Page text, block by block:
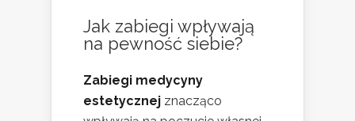
Jak zabiegi wpływają
na pewność siebie?
Zabiegi medycyny
estetycznej znacząco